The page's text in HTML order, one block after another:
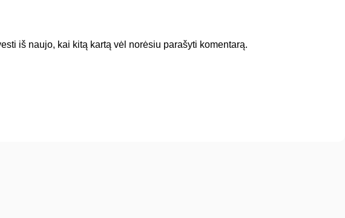
iš naujo, kai kitą kartą vėl norėsiu parašyti komentarą.